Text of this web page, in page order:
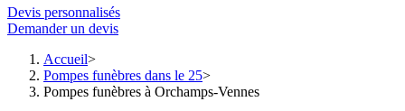
Devis personnalisés
Demander un devis
Accueil
Pompes funèbres dans le 25
Pompes funèbres à Orchamps-Vennes